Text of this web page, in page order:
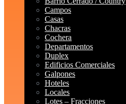
Campos
Casas
Chacras
Cochera
Departamentos
Duplex
Edificios Comerciales
Galpones
Hoteles
Locales
Lotes – Fracciones